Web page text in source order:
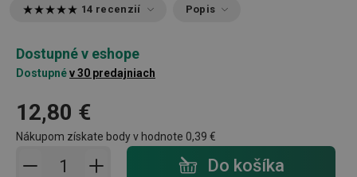
14 recenzií Popis
Dostupné v eshope
Dostupnév 30 predajniach
12,80 €
Nákupom získate body v hodnote 0,39 €
Pridať do košíka - počet Do košíka